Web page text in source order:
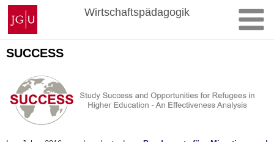
Zum
Inhalt
springen
Johannes
Gutenberg-
Universität
Mainz
Wirtschaftspädagogik
SUCCESS